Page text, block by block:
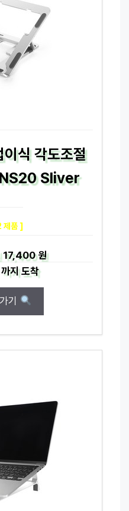
이식 각도조절
NS20 Sliver
제품 ]
17,400 원
까지도착
기